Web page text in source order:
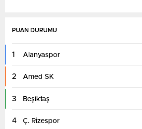
PUAN DURUMU
1 Alanyaspor
2 Amed SK
3 Beşiktaş
4 Ç. Rizespor